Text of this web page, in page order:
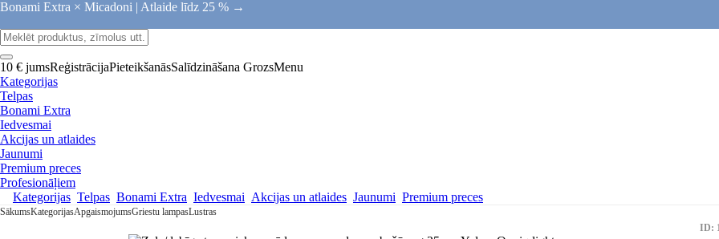
Bonami Extra × Micadoni | Atlaide līdz 25 % →
10 € jumsReģistrācijaPieteikšanāsSalīdzināšana GrozsMenu
Kategorijas
Telpas
Bonami Extra
Iedvesmai
Akcijas un atlaides
Jaunumi
Premium preces
Profesionāļiem
Kategorijas Telpas Bonami Extra Iedvesmai Akcijas un atlaides Jaunumi Premium preces
SākumsKategorijasApgaismojumsGriestu lampasLustras
ID: